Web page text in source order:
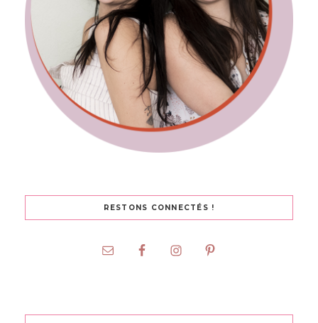
RESTONS CONNECTÉS !